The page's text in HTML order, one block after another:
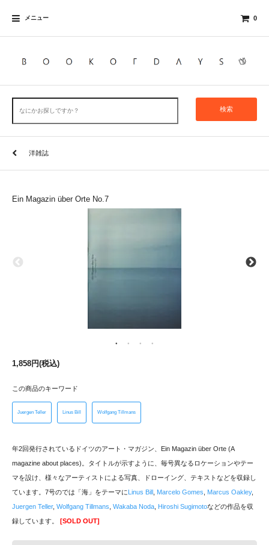
メニュー 0
検索
洋雑誌
Ein Magazin über Orte No.7
1,858円(税込)
この商品のキーワード
Juergen Teller Linus Bill Wolfgang Tillmans
年2回発行されているドイツのアート・マガジン、Ein Magazin über Orte (A
magazine about places)。タイトルが示すように、毎号異なるロケーションやテー
マを設け、様々なアーティストによる写真、ドローイング、テキストなどを収録し
ています。7号のでは「海」をテーマにLinus Bill Marcelo Gomes Marcus Oakley,
Juergen Teller, Wolfgang Tillmans Wakaba Noda Hiroshi Sugimotoなどの作品を収
録しています。 [SOLD OUT]